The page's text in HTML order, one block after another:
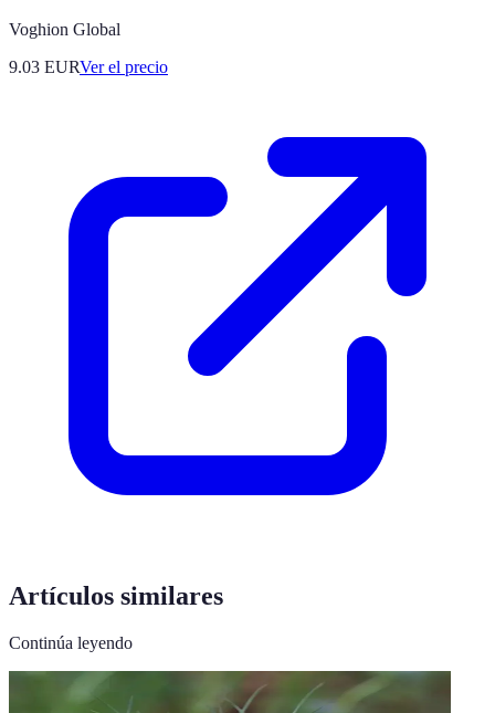
Voghion Global
9.03 EURVer el precio
Artículos similares
Continúa leyendo